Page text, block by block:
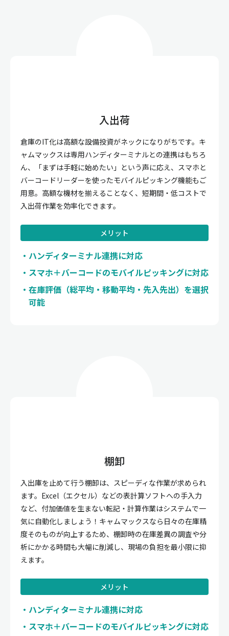
入出荷
倉庫のIT化は高額な設備投資がネックになりがちです。キ
ャムマックスは専用ハンディターミナルとの連携はもちろ
ん、「まずは手軽に始めたい」という声に応え、スマホと
バーコードリーダーを使ったモバイルピッキング機能もご
用意。高額な機材を揃えることなく、短期間・低コストで
入出荷作業を効率化できます。
メリット
ハンディターミナル連携に対応
スマホ＋バーコードのモバイルピッキングに対応
在庫評価（総平均・移動平均・先入先出）を選択
可能
棚卸
入出庫を止めて行う棚卸は、スピーディな作業が求められ
ます。Excel（エクセル）などの表計算ソフトへの手入力
など、付加価値を生まない転記・計算作業はシステムで一
気に自動化しましょう！キャムマックスなら日々の在庫精
度そのものが向上するため、棚卸時の在庫差異の調査や分
析にかかる時間も大幅に削減し、現場の負担を最小限に抑
えます。
メリット
ハンディターミナル連携に対応
スマホ＋バーコードのモバイルピッキングに対応